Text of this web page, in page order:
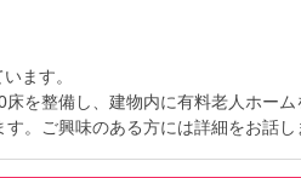
ます。
を整備し、建物内に有料老人ホー
。ご興味のある方には詳細をお話